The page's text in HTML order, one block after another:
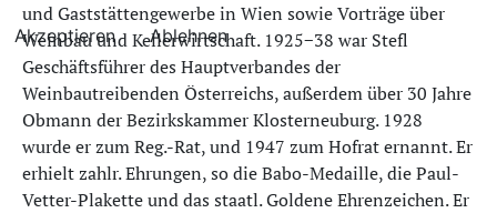
und Gaststättengewerbe in Wien sowie Vorträge über
Weinbau und Kellerwirtschaft. 1925−38 war Stefl
Geschäftsführer des Hauptverbandes der
Weinbautreibenden Österreichs, außerdem über 30 Jahre
Obmann der Bezirkskammer Klosterneuburg. 1928
wurde er zum Reg.-Rat, und 1947 zum Hofrat ernannt. Er
erhielt zahlr. Ehrungen, so die Babo-Medaille, die Paul-
Vetter-Plakette und das staatl. Goldene Ehrenzeichen. Er
Akzeptieren Ablehnen